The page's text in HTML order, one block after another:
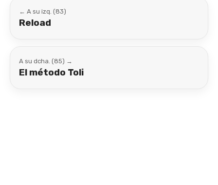
← A su izq. (83)
Reload
A su dcha. (85) →
El método Toli